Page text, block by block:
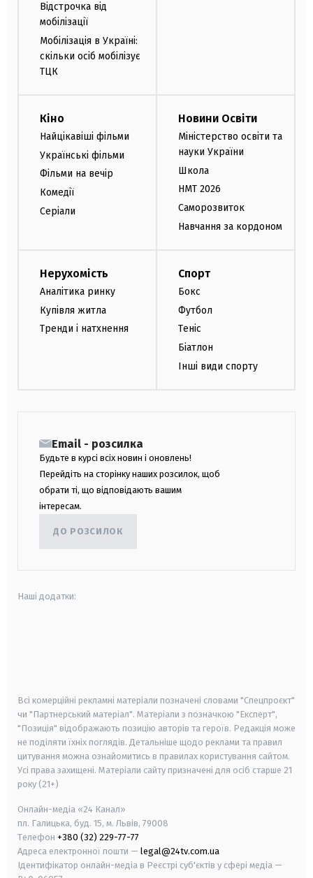
Відстрочка від
мобілізації
Мобілізація в Україні:
скільки осіб мобілізує
ТЦК
Кіно
Найцікавіші фільми
Українські фільми
Фільми на вечір
Комедії
Серіали
Новини Освіти
Міністерство освіти та
науки України
Школа
НМТ 2026
Саморозвиток
Навчання за кордоном
Нерухомість
Аналітика ринку
Купівля житла
Тренди і натхнення
Спорт
Бокс
Футбол
Теніс
Біатлон
Інші види спорту
Email - розсилка
Будьте в курсі всіх новин і оновлень!
Перейдіть на сторінку наших розсилок, щоб
обрати ті, що відповідають вашим
інтересам.
ДО РОЗСИЛОК
Наші додатки:
Всі комерційні рекламні матеріали позначені словами "Спецпроєкт"
чи "Партнерський матеріал". Матеріали з позначкою "Експерт",
"Позиція" відображають позицію авторів та героїв. Редакція може
не поділяти їхніх поглядів. Детальніше щодо реклами та правил
цитування можна ознайомитись в правилах користування сайтом.
Усі права захищені. Матеріали сайту призначені для осіб старше 21
року (21+)
Онлайн-медіа «24 Канал»
пл. Галицька, буд. 15, м. Львів, 79008
Телефон +380 (32) 229-77-77
Адреса електронної пошти — legal@24tv.com.ua
Ідентифікатор онлайн-медіа в Реєстрі суб'єктів у сфері медіа —